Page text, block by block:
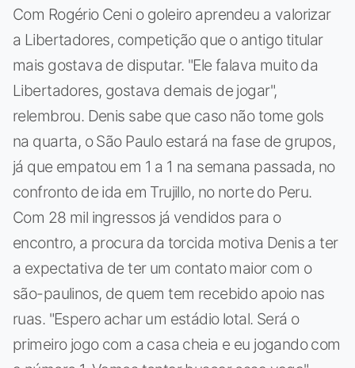
Com Rogério Ceni o goleiro aprendeu a valorizar
a Libertadores, competição que o antigo titular
mais gostava de disputar. "Ele falava muito da
Libertadores, gostava demais de jogar",
relembrou. Denis sabe que caso não tome gols
na quarta, o São Paulo estará na fase de grupos,
já que empatou em 1 a 1 na semana passada, no
confronto de ida em Trujillo, no norte do Peru.
Com 28 mil ingressos já vendidos para o
encontro, a procura da torcida motiva Denis a ter
a expectativa de ter um contato maior com o
são-paulinos, de quem tem recebido apoio nas
ruas. "Espero achar um estádio lotal. Será o
primeiro jogo com a casa cheia e eu jogando com